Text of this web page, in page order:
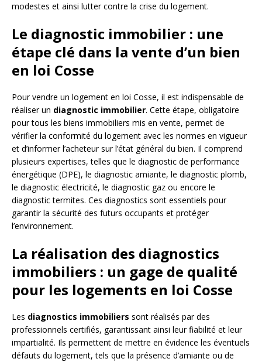
modestes et ainsi lutter contre la crise du logement.
Le diagnostic immobilier : une
étape clé dans la vente d’un bien
en loi Cosse
Pour vendre un logement en loi Cosse, il est indispensable de
réaliser un diagnostic immobilier. Cette étape, obligatoire
pour tous les biens immobiliers mis en vente, permet de
vérifier la conformité du logement avec les normes en vigueur
et d’informer l’acheteur sur l’état général du bien. Il comprend
plusieurs expertises, telles que le diagnostic de performance
énergétique (DPE), le diagnostic amiante, le diagnostic plomb,
le diagnostic électricité, le diagnostic gaz ou encore le
diagnostic termites. Ces diagnostics sont essentiels pour
garantir la sécurité des futurs occupants et protéger
l’environnement.
La réalisation des diagnostics
immobiliers : un gage de qualité
pour les logements en loi Cosse
Les diagnostics immobiliers sont réalisés par des
professionnels certifiés, garantissant ainsi leur fiabilité et leur
impartialité. Ils permettent de mettre en évidence les éventuels
défauts du logement, tels que la présence d’amiante ou de